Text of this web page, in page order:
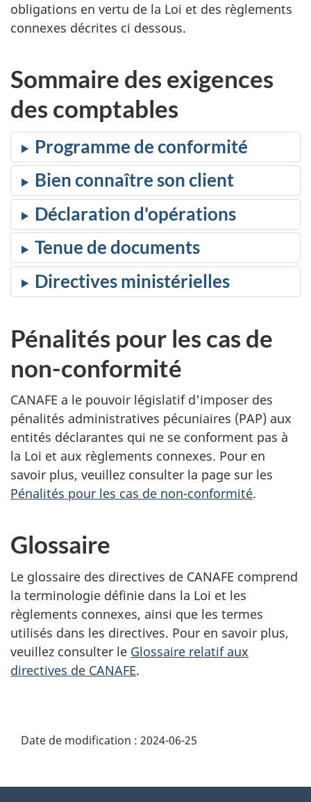
obligations en vertu de la Loi et des règlements
connexes décrites ci dessous.
Sommaire des exigences
des comptables
Programme de conformité
Bien connaître son client
Déclaration d'opérations
Tenue de documents
Directives ministérielles
Pénalités pour les cas de
non-conformité
CANAFE a le pouvoir législatif d'imposer des
pénalités administratives pécuniaires (PAP) aux
entités déclarantes qui ne se conforment pas à
la Loi et aux règlements connexes. Pour en
savoir plus, veuillez consulter la page sur les
Pénalités pour les cas de non-conformité.
Glossaire
Le glossaire des directives de CANAFE comprend
la terminologie définie dans la Loi et les
règlements connexes, ainsi que les termes
utilisés dans les directives. Pour en savoir plus,
veuillez consulter le Glossaire relatif aux
directives de CANAFE.
Date de modification : 2024-06-25